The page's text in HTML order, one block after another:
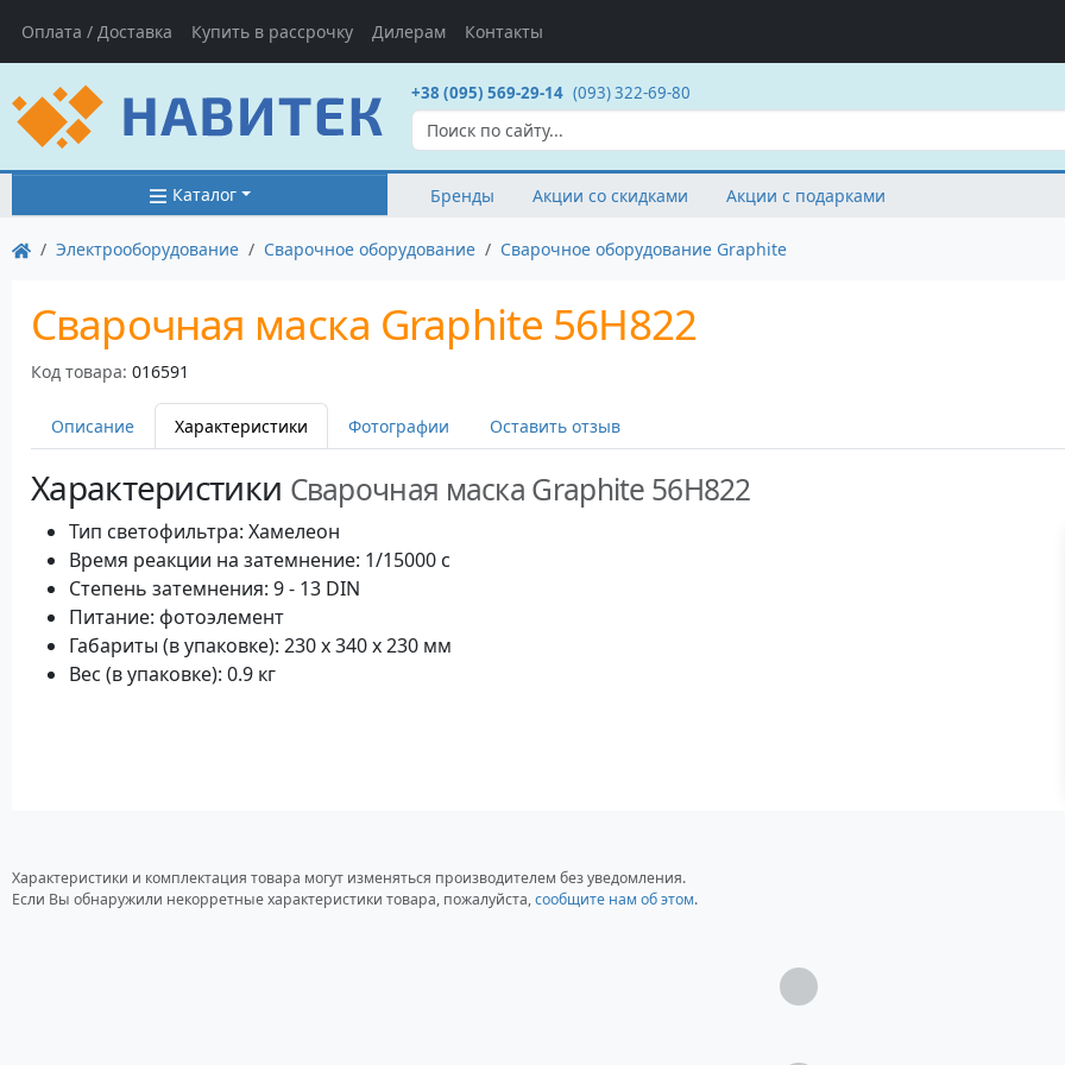
Оплата / Доставка Купить в рассрочку Дилерам Контакты
+38 (095) 569-29-14 (093) 322-69-80
Каталог Бренды Акции со скидками Акции с подарками
Электрооборудование Сварочное оборудование Сварочное оборудование Graphite
Сварочная маска Graphite 56H822
Код товара: 016591
Описание Характеристики Фотографии Оставить отзыв
Характеристики Сварочная маска Graphite 56H822
Тип светофильтра: Хамелеон
Время реакции на затемнение: 1/15000 с
Степень затемнения: 9 - 13 DIN
Питание: фотоэлемент
Габариты (в упаковке): 230 x 340 x 230 мм
Вес (в упаковке): 0.9 кг
Характеристики и комплектация товара могут изменяться производителем без уведомления.
Если Вы обнаружили некорретные характеристики товара, пожалуйста,сообщите нам об этом.
Загрузка...